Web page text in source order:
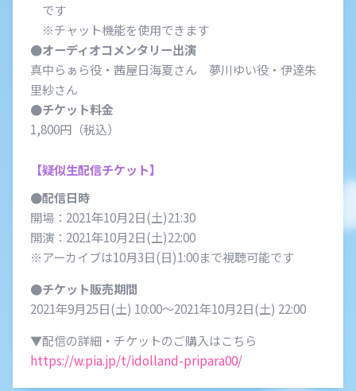
です
※チャット機能を使用できます
●オーディオコメンタリー出演
真中らぁら役・茜屋日海夏さん 夢川ゆい役・伊達朱
里紗さん
●チケット料金
1,800円（税込）
【疑似生配信チケット】
●配信日時
開場：2021年10月2日(土)21:30
開演：2021年10月2日(土)22:00
※アーカイブは10月3日(日)1:00まで視聴可能です
●チケット販売期間
2021年9月25日(土) 10:00～2021年10月2日(土) 22:00
▼配信の詳細・チケットのご購入はこちら
https://w.pia.jp/t/idolland-pripara00/